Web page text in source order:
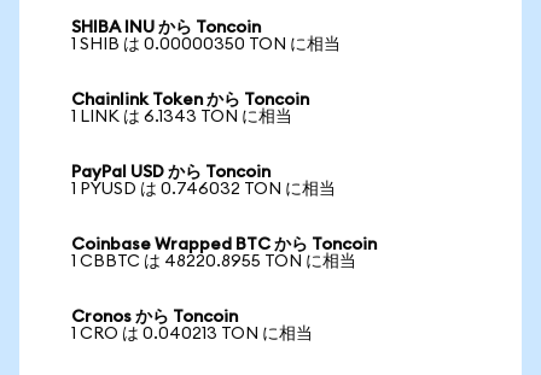
SHIBA INU から Toncoin
1 SHIB は 0.00000350 TON に相当
Chainlink Token から Toncoin
1 LINK は 6.1343 TON に相当
PayPal USD から Toncoin
1 PYUSD は 0.746032 TON に相当
Coinbase Wrapped BTC から Toncoin
1 CBBTC は 48220.8955 TON に相当
Cronos から Toncoin
1 CRO は 0.040213 TON に相当